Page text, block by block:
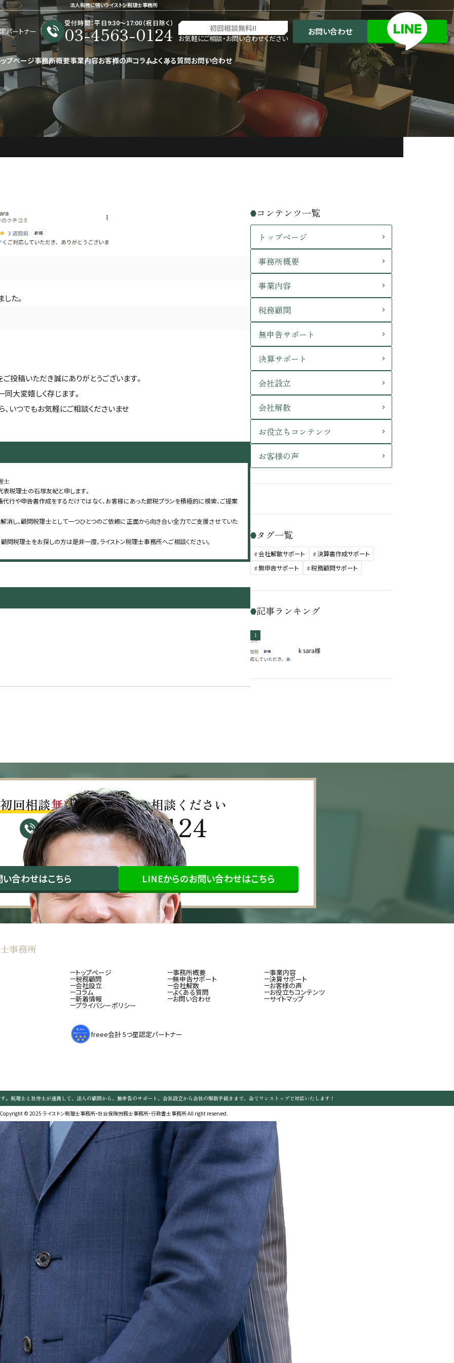
法人税務に強いライストン税理士事務所
パートナー
受付時間：平日9:30〜17:00（祝日除く）
03-4563-0124 初回相談無料!!
お気軽にご相談・お問い合わせください
お問い合わせ
ップページ事務所概要事業内容お客様の声コラムよくある質問お問い合わせ
た。
投稿いただき誠にありがとうございます。
同大変嬉しく存じます。
いつでもお気軽にご相談くださいませ
士
表税理士の石塚友紀と申します。
行や申告書作成をするだけではなく、お客様にあった節税プランを積極的に模索、ご提案
消し、顧問税理士として一つひとつのご依頼に正面から向き合い全力でご支援させていた
問税理士をお探しの方は是非一度、ライストン税理士事務所へご相談ください。
コンテンツ一覧
トップページ
事務所概要
事業内容
税務顧問
無申告サポート
決算サポート
会社設立
会社解散
お役立ちコンテンツ
お客様の声
タグ一覧
会社解散サポート
決算書作成サポート
無申告サポート
税務顧問サポート
記事ランキング
1
k sara様
初回相談無料!!お気軽にご相談ください
03-4563-0124
受付時間：平日9:30～17:00（祝日除く）
い合わせはこちら LINEからのお問い合わせはこちら
事務所
トップページ 事務所概要 事業内容
税務顧問 無申告サポート 決算サポート
会社設立 会社解散 お客様の声
コラム よくある質問 お役立ちコンテンツ
新着情報 お問い合わせ サイトマップ
プライバシーポリシー
freee会計 5つ星認定パートナー
。税理士と社労士が連携して、法人の顧問から、無申告のサポート、会社設立から会社の解散手続きまで、全てワンストップで対応いたします！
© 2025 ライストン税理士事務所・社会保険労務士事務所・行政書士事務所 All right reserved.